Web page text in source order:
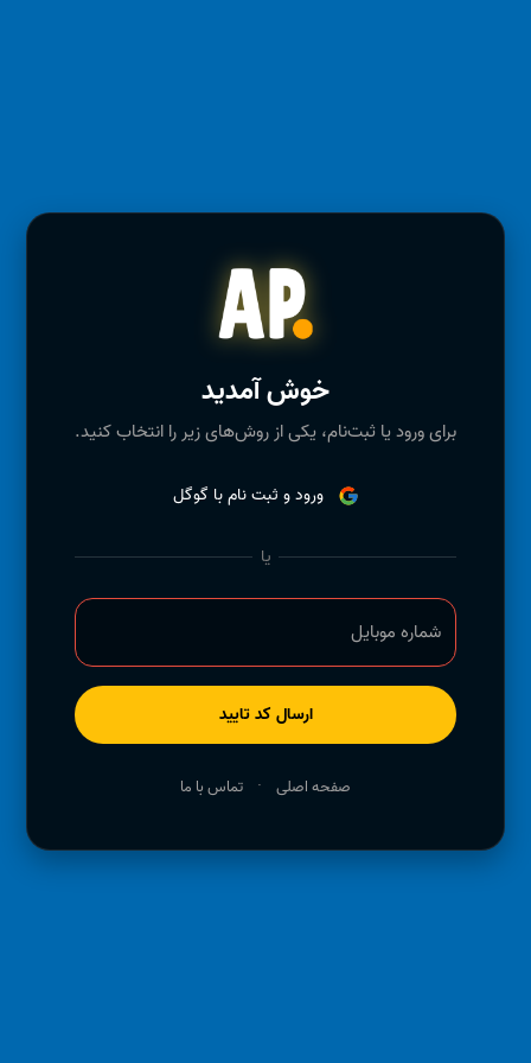
خوش آمدید
برای ورود یا ثبت‌نام، یکی از روش‌های زیر را انتخاب کنید.
ورود و ثبت نام با گوگل
یا
شماره موبایل
ارسال کد تایید
صفحه اصلی · تماس با ما